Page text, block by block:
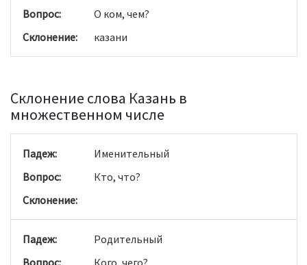
О ком, чем?
казани
Склонение слова Казань в
множественном числе
Именительный
Кто, что?
Родительный
Кого, чего?